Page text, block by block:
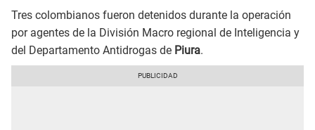
Tres colombianos fueron detenidos durante la operación
por agentes de la División Macro regional de Inteligencia y
del Departamento Antidrogas de Piura.